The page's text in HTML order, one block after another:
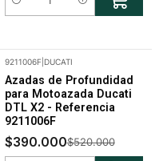
Cantidad
9211006F DUCATI
Azadas de Profundidad
para Motoazada Ducati
DTL X2 - Referencia
9211006F
$390.000$520.000